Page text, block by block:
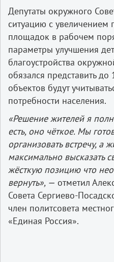
Депутаты окружного
ситуацию с
площадок в рабочем
параметры улучшения
благоустройства
обязался представить
объектов будут
потребности населения.
«Решение жителей я
есть, оно чёткое. Мы
организовать встречу, а
максимально высказать
жёсткую позицию что
вернуть», — отметил
Совета Сергиево-
член политсовета
«Единая Россия».